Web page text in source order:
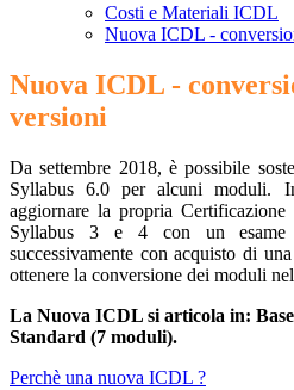
Costi e Materiali ICDL
Nuova ICDL -
Nuova ICDL -
versioni
Da settembre 2018, è possibile
Syllabus 6.0 per alcuni moduli.
aggiornare la propria
Syllabus 3 e 4 con un
successivamente con acquisto di
ottenere la conversione dei moduli
La Nuova ICDL si articola in:
Standard (7 moduli).
Perchè una nuova ICDL ?